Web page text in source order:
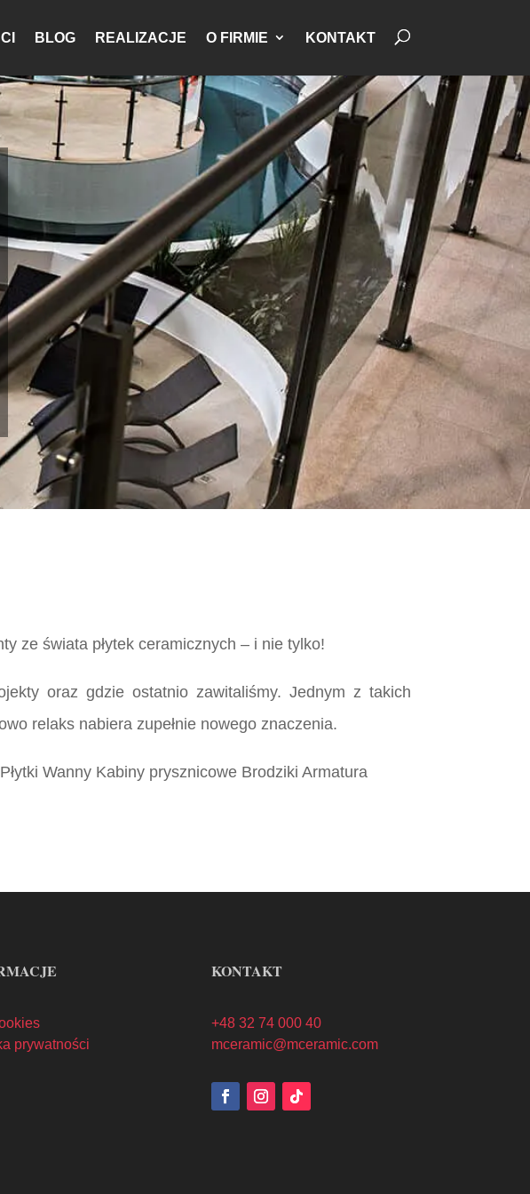
BLOG REALIZACJE O FIRMIE KONTAKT
ze świata płytek ceramicznych – i nie tylko!
oraz gdzie ostatnio zawitaliśmy. Jednym z takich
relaks nabiera zupełnie nowego znaczenia.
Wanny Kabiny prysznicowe Brodziki Armatura
prywatności
KONTAKT
+48 32 74 000 40
mceramic@mceramic.com